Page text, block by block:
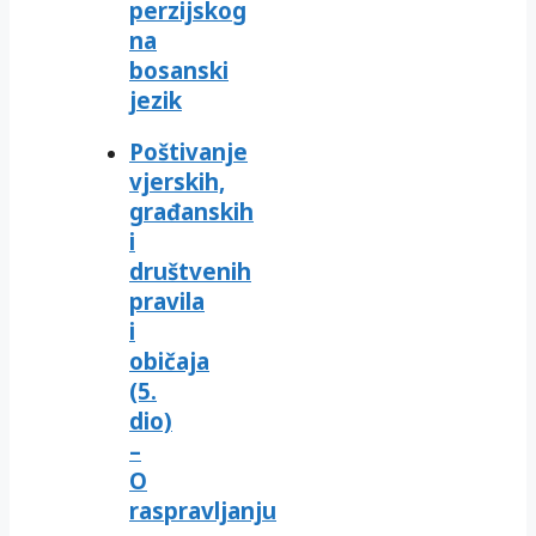
perzijskog
na
bosanski
jezik
Poštivanje
vjerskih,
građanskih
i
društvenih
pravila
i
običaja
(5.
dio)
–
O
raspravljanju